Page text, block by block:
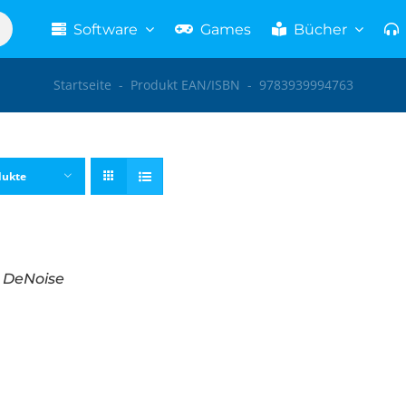
Software Games Bücher
Startseite - Produkt EAN/ISBN - 9783939994763